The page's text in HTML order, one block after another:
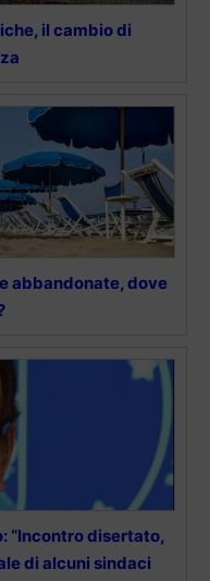
il cambio di
abbandonate, dove
“Incontro disertato,
di alcuni sindaci